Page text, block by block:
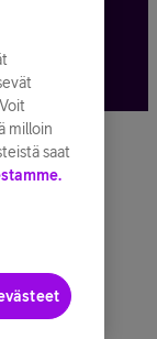
milloin
saat